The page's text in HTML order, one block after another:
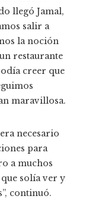
llegó Jamal,
salir a
la noción
restaurante
creer que
maravillosa.
necesario
para
a muchos
solía ver y
continuó.